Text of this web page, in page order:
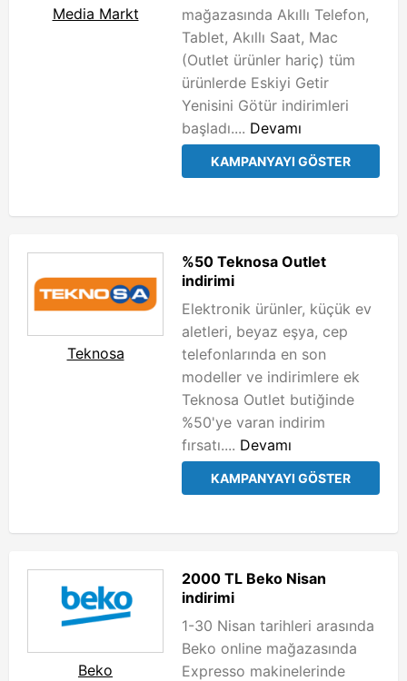
Media Markt
mağazasında Akıllı Telefon,
Tablet, Akıllı Saat, Mac
(Outlet ürünler hariç) tüm
ürünlerde Eskiyi Getir
Yenisini Götür indirimleri
başladı.... Devamı
KAMPANYAYI GÖSTER
Teknosa
%50 Teknosa Outlet
indirimi
Elektronik ürünler, küçük ev
aletleri, beyaz eşya, cep
telefonlarında en son
modeller ve indirimlere ek
Teknosa Outlet butiğinde
%50'ye varan indirim
fırsatı.... Devamı
KAMPANYAYI GÖSTER
Beko
2000 TL Beko Nisan
indirimi
1-30 Nisan tarihleri arasında
Beko online mağazasında
Expresso makinelerinde